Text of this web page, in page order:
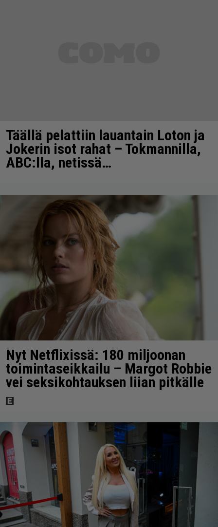
Täällä pelattiin lauantain Loton ja
Jokerin isot rahat – Tokmannilla,
ABC:lla, netissä…
Nyt Netflixissä: 180 miljoonan
toimintaseikkailu – Margot Robbie
vei seksikohtauksen liian pitkälle